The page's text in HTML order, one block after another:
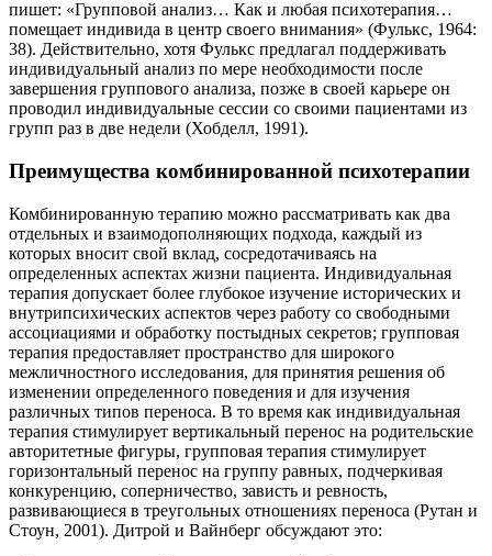
пишет: «Групповой анализ… Как и любая психотерапия…
помещает индивида в центр своего внимания» (Фулькс, 1964:
38). Действительно, хотя Фулькс предлагал поддерживать
индивидуальный анализ по мере необходимости после
завершения группового анализа, позже в своей карьере он
проводил индивидуальные сессии со своими пациентами из
групп раз в две недели (Хобделл, 1991).
Преимущества комбинированной психотерапии
Комбинированную терапию можно рассматривать как два
отдельных и взаимодополняющих подхода, каждый из
которых вносит свой вклад, сосредотачиваясь на
определенных аспектах жизни пациента. Индивидуальная
терапия допускает более глубокое изучение исторических и
внутрипсихических аспектов через работу со свободными
ассоциациями и обработку постыдных секретов; групповая
терапия предоставляет пространство для широкого
межличностного исследования, для принятия решения об
изменении определенного поведения и для изучения
различных типов переноса. В то время как индивидуальная
терапия стимулирует вертикальный перенос на родительские
авторитетные фигуры, групповая терапия стимулирует
горизонтальный перенос на группу равных, подчеркивая
конкуренцию, соперничество, зависть и ревность,
развивающиеся в треугольных отношениях переноса (Рутан и
Стоун, 2001). Дитрой и Вайнберг обсуждают это: